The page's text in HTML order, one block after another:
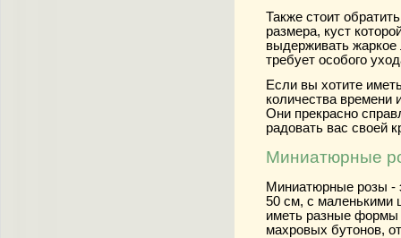
Также стоит
размера, куст
выдерживать жаркое
требует особого
Если вы хотите
количества времени
Они прекрасно
радовать вас своей
Миниатюрные
Миниатюрные розы -
50 см, с маленькими
иметь разные формы
махровых бутонов,